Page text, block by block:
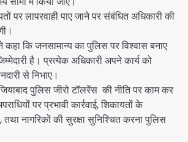
पर लापरवाही पाए जाने पर संबंधित अधिकारी की
कि जनसामान्य का पुलिस पर विश्वास बनाए
है। प्रत्येक अधिकारी अपने कार्य को
से निभाए।
पुलिस जीरो टॉलरेंस की नीति पर काम कर
पर प्रभावी कार्रवाई, शिकायतों के
तथा नागरिकों की सुरक्षा सुनिश्चित करना पुलिस